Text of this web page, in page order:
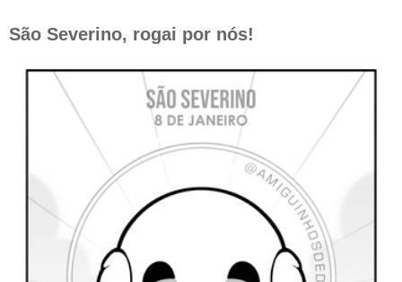
São Severino, rogai por nós!